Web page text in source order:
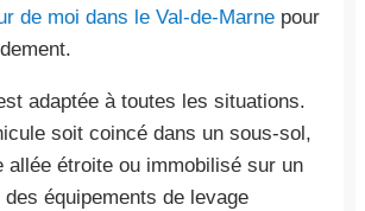
de moi dans le Val-de-Marne pour
adaptée à toutes les situations.
soit coincé dans un sous-sol,
allée étroite ou immobilisé sur un
équipements de levage